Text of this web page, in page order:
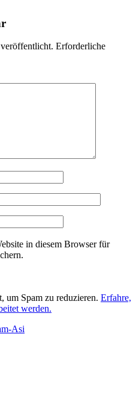
Erforderliche
in diesem Browser für
um Spam zu reduzieren. Erfahre,
werden.
Asi